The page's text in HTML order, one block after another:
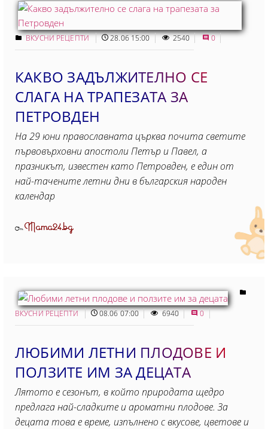
ВКУСНИ РЕЦЕПТИ 28.06 15:00 2540 0
КАКВО ЗАДЪЛЖИТЕЛНО СЕ
СЛАГА НА ТРАПЕЗАТА ЗА
ПЕТРОВДЕН
На 29 юни православната църква почита светите
първовърховни апостоли Петър и Павел, а
празникът, известен като Петровден, е един от
най-тачените летни дни в българския народен
календар
ОтMama24.bg
ВКУСНИ РЕЦЕПТИ 08.06 07:00 6940 0
ЛЮБИМИ ЛЕТНИ ПЛОДОВЕ И
ПОЛЗИТЕ ИМ ЗА ДЕЦАТА
Лятото е сезонът, в който природата щедро
предлага най-сладките и ароматни плодове. За
децата това е време, изпълнено с вкусове, цветове и